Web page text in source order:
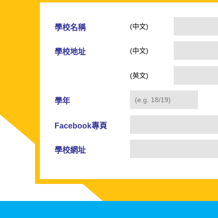
學校名稱 (中文)
學校地址 (中文)
(英文)
學年
Facebook專頁
學校網址